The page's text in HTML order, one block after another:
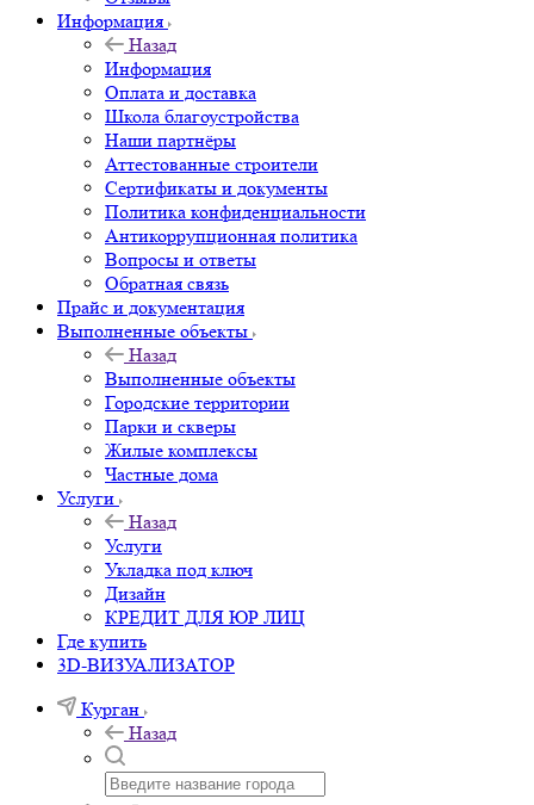
Информация
Назад
Информация
Оплата и доставка
Школа благоустройства
Наши партнёры
Аттестованные строители
Сертификаты и документы
Политика конфиденциальности
Антикоррупционная политика
Вопросы и ответы
Обратная связь
Прайс и документация
Выполненные объекты
Назад
Выполненные объекты
Городские территории
Парки и скверы
Жилые комплексы
Частные дома
Услуги
Назад
Услуги
Укладка под ключ
Дизайн
КРЕДИТ ДЛЯ ЮР ЛИЦ
Где купить
3D-ВИЗУАЛИЗАТОР
Курган
Назад